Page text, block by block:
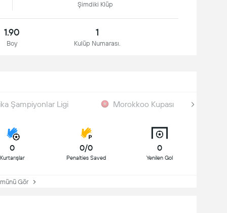
Şimdiki Klüp
1.90
Boy
1
Kulüp Numarası.
Şampiyonlar Ligi Morokkoo Kupası
0
Kurtarışlar
0/0
Penalties Saved
0
Yenilen Gol
Gör